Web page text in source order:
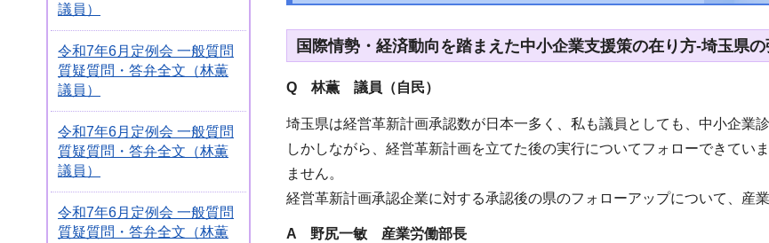
議員）
令和7年6月定例会 一般質問
質疑質問・答弁全文（林薫
議員）
令和7年6月定例会 一般質問
質疑質問・答弁全文（林薫
議員）
令和7年6月定例会 一般質問
質疑質問・答弁全文（林薫
国際情勢・経済動向を踏まえた中小企業支援策の在り方-埼玉県
Q 林薫 議員（自民）
埼玉県は経営革新計画承認数が日本一多く、私も議員としても、中小企業
しかしながら、経営革新計画を立てた後の実行についてフォローできてい
ません。
経営革新計画承認企業に対する承認後の県のフォローアップについて、産
A 野尻一敏 産業労働部長